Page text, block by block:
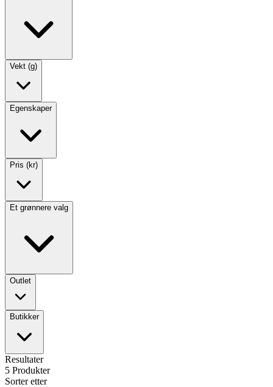
Vekt (g)
Egenskaper
Pris (kr)
Et grønnere valg
Outlet
Butikker
Resultater
5 Produkter
Sorter etter